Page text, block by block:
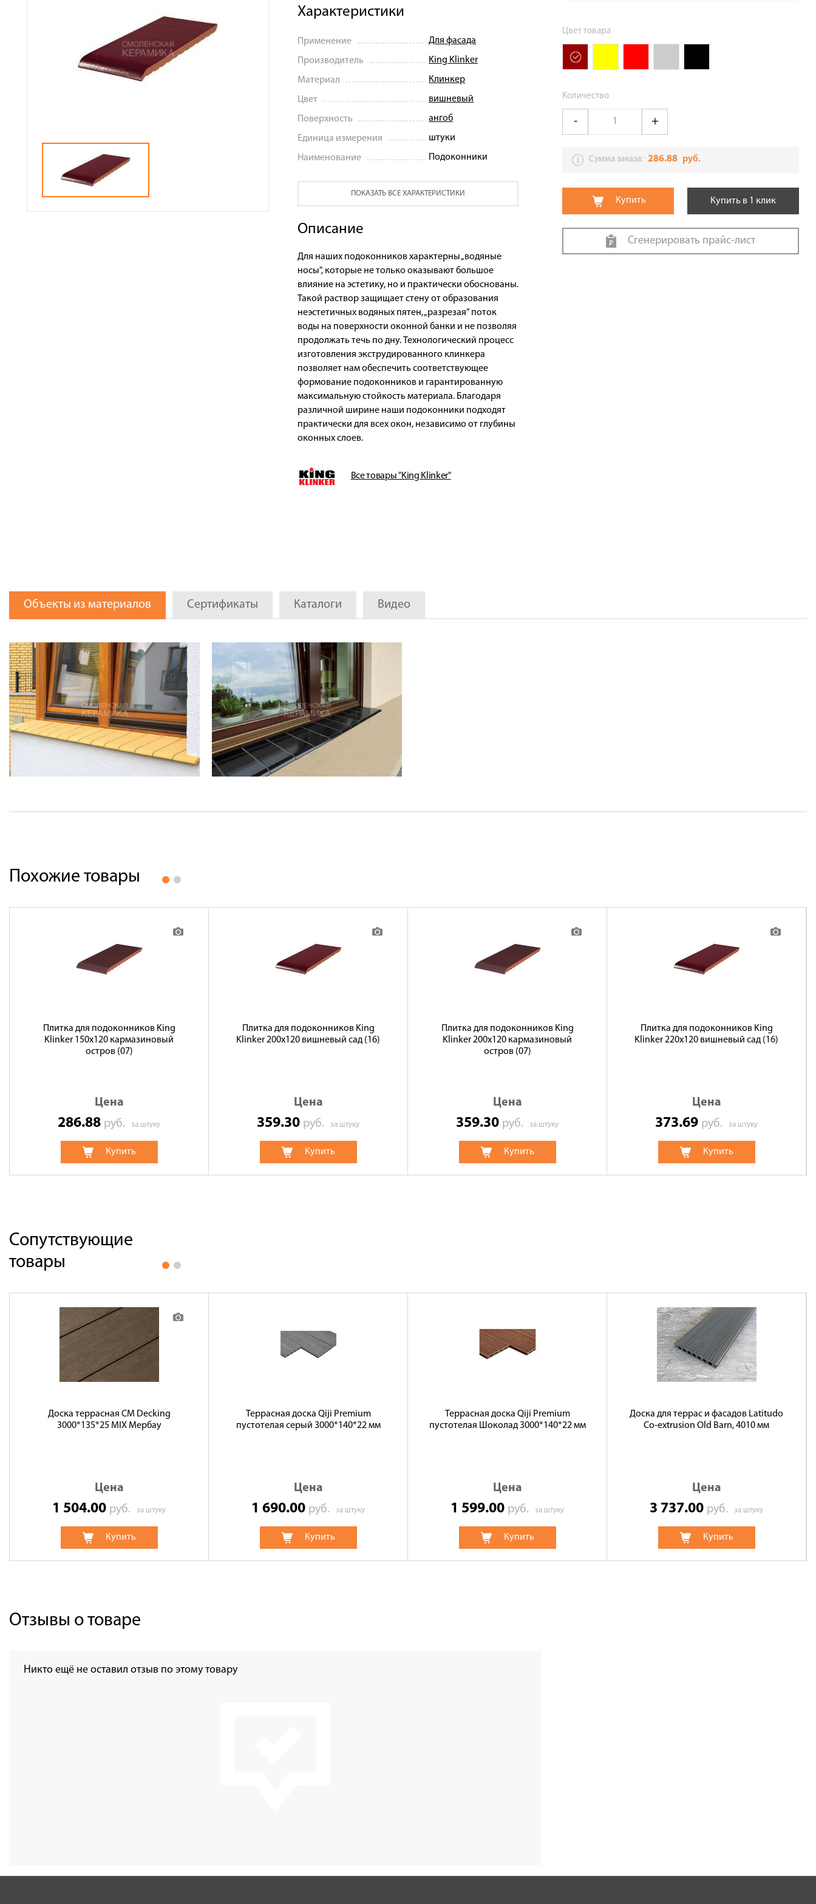
Характеристики
Применение Для фасада
Производитель King Klinker
Материал Клинкер
Цвет вишневый
Поверхность ангоб
Единица измерения штуки
Наименование Подоконники
ПОКАЗАТЬ ВСЕ ХАРАКТЕРИСТИКИ
Описание
Для наших подоконников характерны „водяные
носы", которые не только оказывают большое
влияние на эстетику, но и практически обоснованы.
Такой раствор защищает стену от образования
неэстетичных водяных пятен, „разрезая” поток
воды на поверхности оконной банки и не позволяя
продолжать течь по дну. Технологический процесс
изготовления экструдированного клинкера
позволяет нам обеспечить соответствующее
формование подоконников и гарантированную
максимальную стойкость материала. Благодаря
различной ширине наши подоконники подходят
практически для всех окон, независимо от глубины
оконных слоев.
Все товары "King Klinker"
Цвет товара
Количество
Сумма заказа: 286.88руб.
Купить Купить в 1 клик
Сгенерировать прайс-лист
Объекты из материалов Сертификаты Каталоги Видео
Похожие товары
Плитка для подоконников King
Klinker 150х120 кармазиновый
остров (07)
Цена
286.88 руб. за штуку
Купить
Плитка для подоконников King
Klinker 200х120 вишневый сад (16)
Цена
359.30 руб. за штуку
Купить
Плитка для подоконников King
Klinker 200х120 кармазиновый
остров (07)
Цена
359.30 руб. за штуку
Купить
Плитка для подоконников King
Klinker 220х120 вишневый сад (16)
Цена
373.69 руб. за штуку
Купить
Сопутствующие
товары
Доска террасная CM Decking
3000*135*25 MIX Мербау
Цена
1 504.00 руб. за штуку
Купить
Террасная доска Qiji Premium
пустотелая серый 3000*140*22 мм
Цена
1 690.00 руб. за штуку
Купить
Террасная доска Qiji Premium
пустотелая Шоколад 3000*140*22 мм
Цена
1 599.00 руб. за штуку
Купить
Доска для террас и фасадов Latitudo
Co-extrusion Old Barn, 4010 мм
Цена
3 737.00 руб. за штуку
Купить
Отзывы о товаре
Никто ещё не оставил отзыв по этому товару